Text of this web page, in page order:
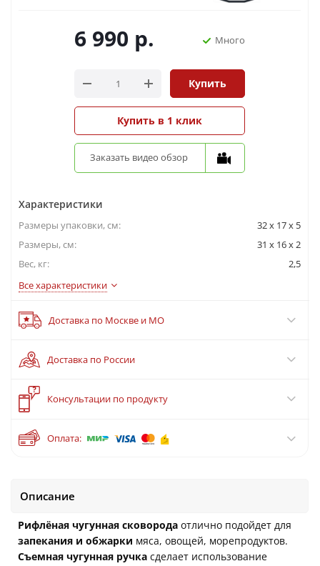
6 990 р. Много
Купить
Купить в 1 клик
Заказать видео обзор
Характеристики
Размеры упаковки, cм:
32 х 17 х 5
Размеры, см:
31 x 16 x 2
Вес, кг:
2,5
Все характеристики
Доставка по Москве и МО
?
Консультации по продукту
Доставка по России
Оплата:
Описание
Рифлёная чугунная сковорода отлично подойдет для
запекания и обжарки мяса, овощей, морепродуктов.
Съемная чугунная ручка сделает использование